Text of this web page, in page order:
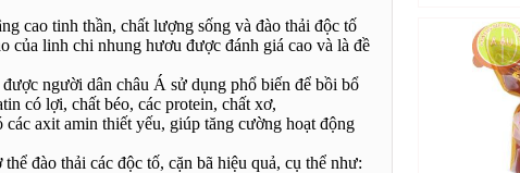
cao tinh thần, chất lượng sống và đào thải độc tố
của linh chi nhung hươu được đánh giá cao và là đề
người dân châu Á sử dụng phổ biến để bồi bổ
có lợi, chất béo, các protein, chất xơ,
axit amin thiết yếu, giúp tăng cường hoạt động
đào thải các độc tố, cặn bã hiệu quả, cụ thể như: